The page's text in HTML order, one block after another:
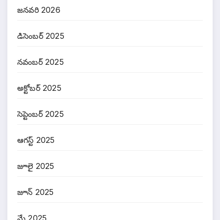
జనవరి 2026
డిసెంబర్ 2025
నవంబర్ 2025
అక్టోబర్ 2025
సెప్టెంబర్ 2025
ఆగస్ట్ 2025
జూలై 2025
జూన్ 2025